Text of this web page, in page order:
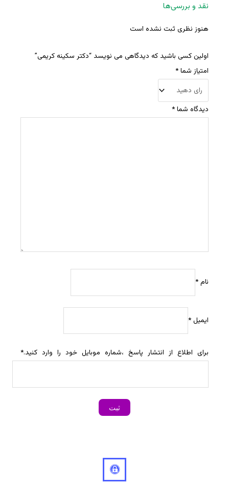
نقد و بررسی‌ها
هنوز نظری ثبت نشده است
اولین کسی باشید که دیدگاهی می نویسد “دکتر سکینه کریمی”
امتیاز شما*
دیدگاه شما*
نام*
ایمیل*
برای اطلاع از انتشار پاسخ ،شماره موبایل خود را وارد کنید.*